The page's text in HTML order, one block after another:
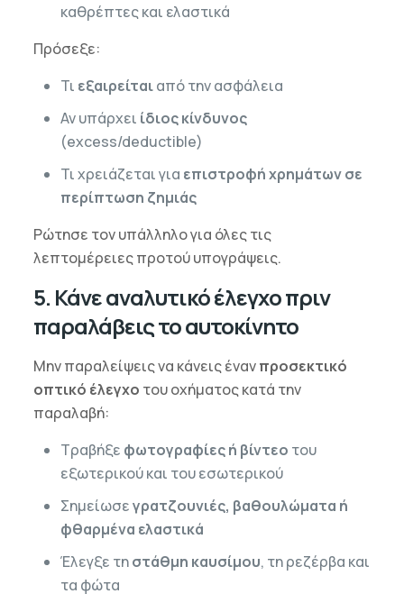
καθρέπτες και ελαστικά
Πρόσεξε:
Τι εξαιρείταιαπό την ασφάλεια
Αν υπάρχει ίδιος κίνδυνος
(excess/deductible)
Τι χρειάζεται για επιστροφή χρημάτων σε
περίπτωση ζημιάς
Ρώτησε τον υπάλληλο για όλες τις
λεπτομέρειες προτού υπογράψεις.
5. Κάνε αναλυτικό έλεγχο πριν
παραλάβεις το αυτοκίνητο
Μην παραλείψεις να κάνεις ένανπροσεκτικό
οπτικό έλεγχο του οχήματος κατά την
παραλαβή:
Τραβήξε φωτογραφίες ή βίντεο του
εξωτερικού και του εσωτερικού
Σημείωσεγρατζουνιές, βαθουλώματα ή
φθαρμένα ελαστικά
Έλεγξε τηστάθμη καυσίμου, τη ρεζέρβα και
τα φώτα